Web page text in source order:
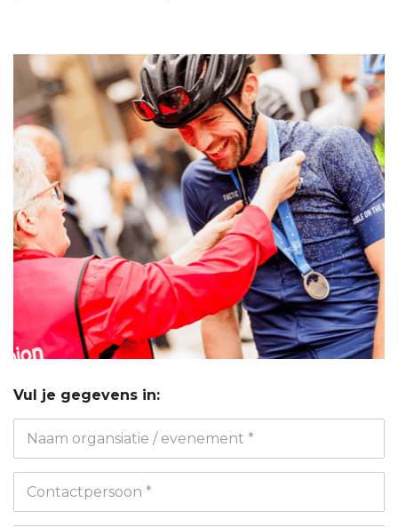
Vul je gegevens in:
Naam organsiatie / evenement *
Contactpersoon *